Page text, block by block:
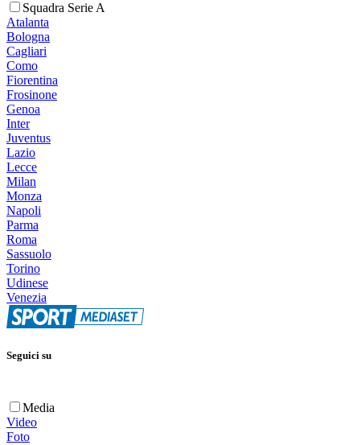
Squadra Serie A
Atalanta
Bologna
Cagliari
Como
Fiorentina
Frosinone
Genoa
Inter
Juventus
Lazio
Lecce
Milan
Monza
Napoli
Parma
Roma
Sassuolo
Torino
Udinese
Venezia
Seguici su
Media
Video
Foto